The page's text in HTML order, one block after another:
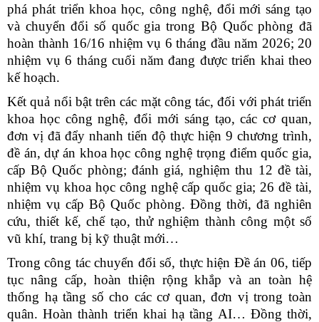
phá phát triển khoa học, công nghệ, đổi mới sáng tạo
và chuyển đổi số quốc gia trong Bộ Quốc phòng đã
hoàn thành 16/16 nhiệm vụ 6 tháng đầu năm 2026; 20
nhiệm vụ 6 tháng cuối năm đang được triển khai theo
kế hoạch.
Kết quả nổi bật trên các mặt công tác, đối với phát triển
khoa học công nghệ, đổi mới sáng tạo, các cơ quan,
đơn vị đã đẩy nhanh tiến độ thực hiện 9 chương trình,
đề án, dự án khoa học công nghệ trọng điểm quốc gia,
cấp Bộ Quốc phòng; đánh giá, nghiệm thu 12 đề tài,
nhiệm vụ khoa học công nghệ cấp quốc gia; 26 đề tài,
nhiệm vụ cấp Bộ Quốc phòng. Đồng thời, đã nghiên
cứu, thiết kế, chế tạo, thử nghiệm thành công một số
vũ khí, trang bị kỹ thuật mới…
Trong công tác chuyển đổi số, thực hiện Đề án 06, tiếp
tục nâng cấp, hoàn thiện rộng khắp và an toàn hệ
thống hạ tầng số cho các cơ quan, đơn vị trong toàn
quân. Hoàn thành triển khai hạ tầng AI… Đồng thời,